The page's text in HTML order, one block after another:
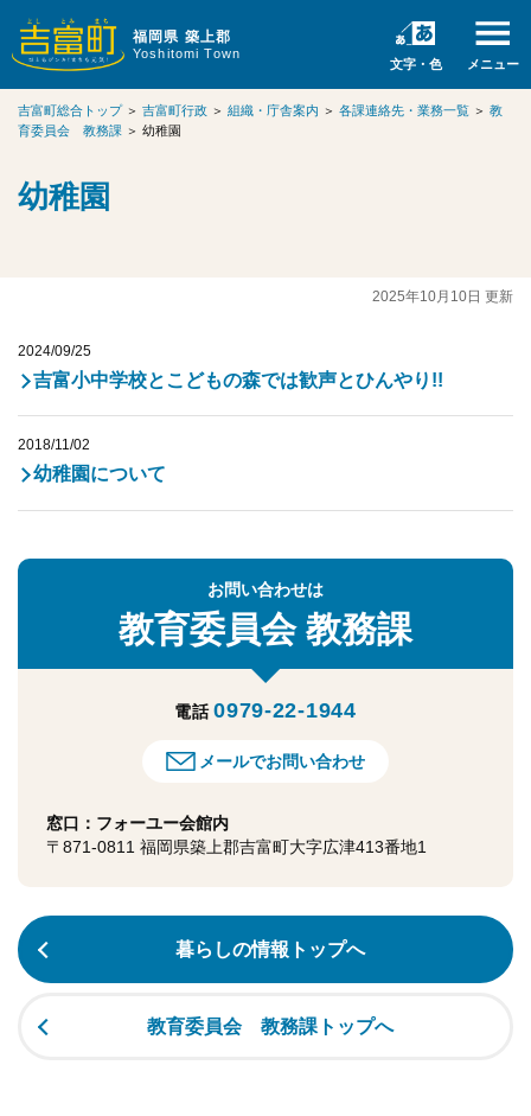
福岡県 築上郡
Yoshitomi Town
文字・色 メニュー
吉富町総合トップ＞ 吉富町行政 ＞ 組織・庁舎案内 ＞ 各課連絡先・業務一覧 ＞ 教
育委員会 教務課 ＞ 幼稚園
幼稚園
2025年10月10日 更新
吉富小中学校とこどもの森では歓声とひんやり!!
2024/09/25
幼稚園について
2018/11/02
お問い合わせは
教育委員会 教務課
電話 0979-22-1944
メールでお問い合わせ
窓口：フォーユー会館内
〒871-0811 福岡県築上郡吉富町大字広津413番地1
暮らしの情報トップへ
教育委員会 教務課トップへ